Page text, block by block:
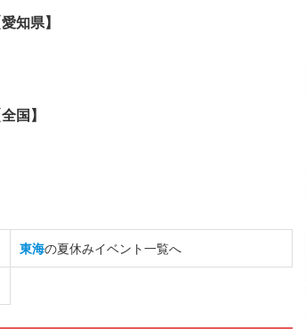
知県】
国】
東海の夏休みイベント一覧へ